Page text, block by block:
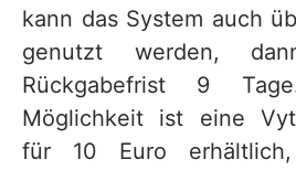
kann das System auch
genutzt werden,
Rückgabefrist 9
Möglichkeit ist eine
für 10 Euro